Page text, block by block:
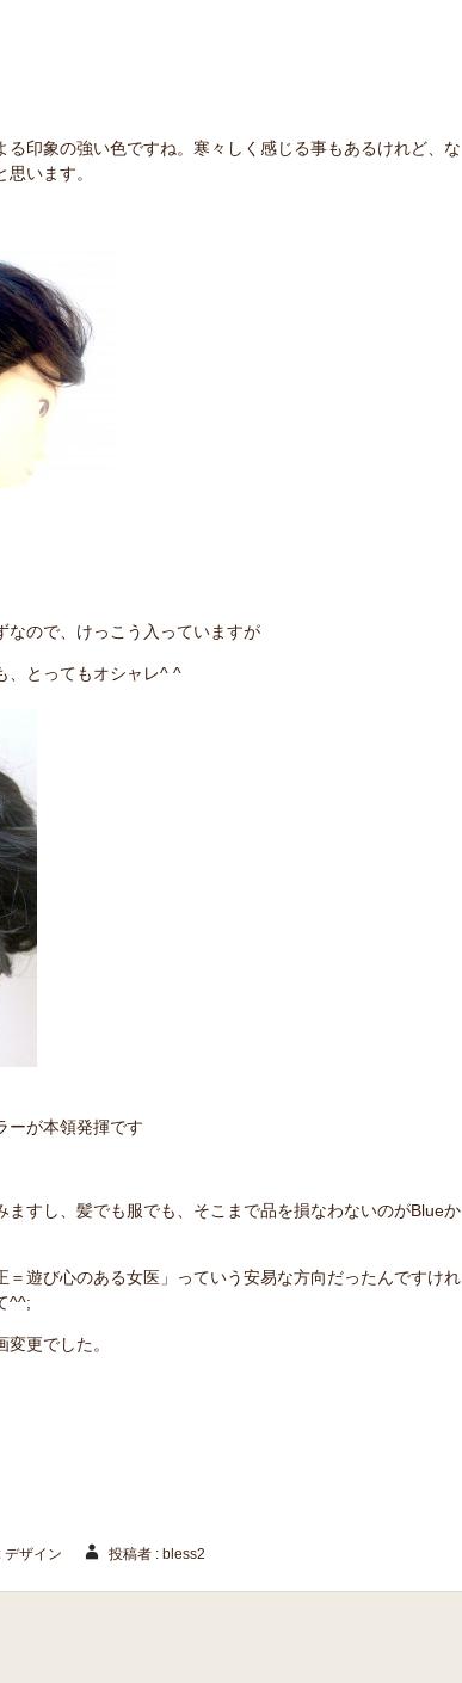
る印象の強い色ですね。寒々しく感じる事もあるけれど、な
います。
なので、けっこう入っていますが
、とってもオシャレ^ ^
ーが本領発揮です
ますし、髪でも服でも、そこまで品を損なわないのがBlueか
＝遊び心のある女医」っていう安易な方向だったんですけれ
^^;
更でした。
デザイン 投稿者 : bless2